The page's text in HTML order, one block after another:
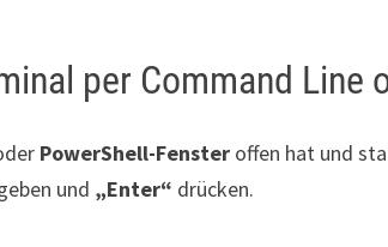
per Command Line
PowerShell-Fenster offen hat und
und „Enter“ drücken.